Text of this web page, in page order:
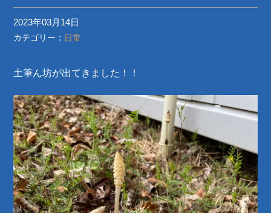
2023年03月14日
カテゴリー： 日常
土筆ん坊が出てきました！！